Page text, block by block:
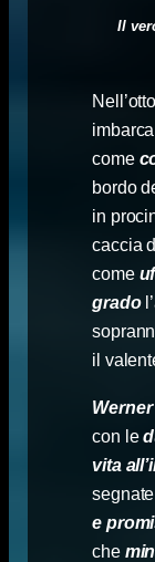
Il
come
bordo
in
caccia
come
grado
il
Werner
con le
vita
e
che